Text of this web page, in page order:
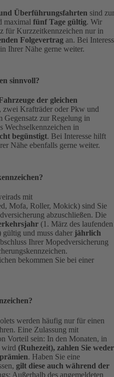
Überführungsfahrten sind
maximal fünf Tage gültig. Wir
für Kurzzeitkennzeichen nur in
Folgevertrag an. Bei
Ihrer Nähe gerne weiter.
sinnvoll?
der gleichen
zwei Krafträder oder Pkw und
Gegensatz zur Regelung in
Wechselkennzeichen in
begünstigt. Bei Interesse hilft
Nähe ebenfalls gerne weiter.
mit
Mofa, Roller, Mokick) sind Sie
abzuschließen. Die
(1. März des laufenden
gültig und muss daher jährlich
Ihrer Mopedversicherung
bekommen Sie bei einer
werden häufig nur für einen
Eine Zulassung mit
Vorteil sein: In den Monaten, in
wird (Ruhezeit), zahlen Sie weder
. Haben Sie eine
gilt diese auch während der
Außerhalb des angemeldeten